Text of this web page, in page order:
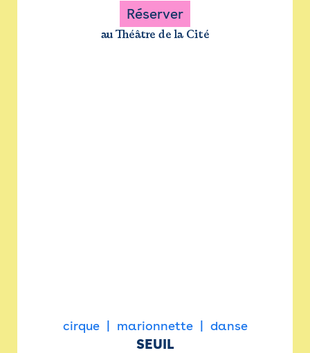
Réserver
au Théâtre de la Cité
cirque marionnette danse
SEUIL